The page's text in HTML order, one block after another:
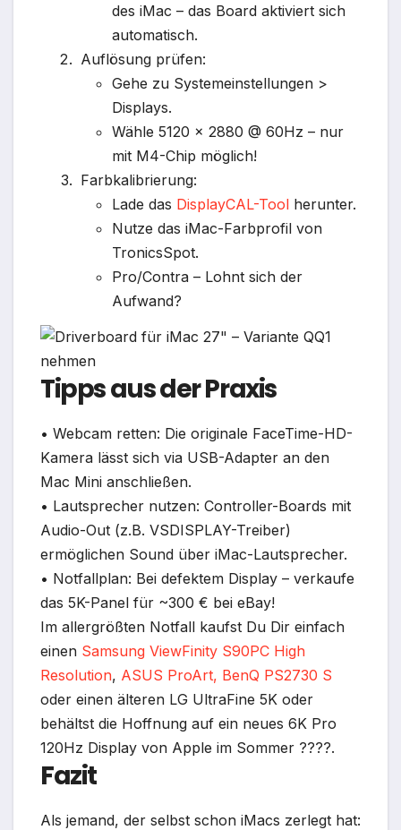
des iMac – das Board aktiviert sich
automatisch.
Auflösung prüfen:
Gehe zu Systemeinstellungen >
Displays.
Wähle 5120 × 2880 @ 60Hz – nur
mit M4-Chip möglich!
Farbkalibrierung:
Lade das DisplayCAL-Tool herunter.
Nutze das iMac-Farbprofil von
TronicsSpot.
Pro/Contra – Lohnt sich der
Aufwand?
Tipps aus der Praxis
• Webcam retten: Die originale FaceTime-HD-
Kamera lässt sich via USB-Adapter an den
Mac Mini anschließen.
• Lautsprecher nutzen: Controller-Boards mit
Audio-Out (z.B. VSDISPLAY-Treiber)
ermöglichen Sound über iMac-Lautsprecher.
• Notfallplan: Bei defektem Display – verkaufe
das 5K-Panel für ~300 € bei eBay!
Im allergrößten Notfall kaufst Du Dir einfach
einen Samsung ViewFinity S90PC High
Resolution, ASUS ProArt, BenQ PS2730 S
oder einen älteren LG UltraFine 5K oder
behältst die Hoffnung auf ein neues 6K Pro
120Hz Display von Apple im Sommer ????.
Fazit
Als jemand, der selbst schon iMacs zerlegt hat: